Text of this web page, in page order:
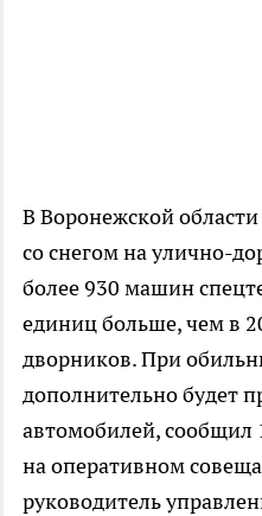
В Воронежской
со снегом наулично-
более 930 машин
единиц больше, чем в
дворников. При
дополнительно будет
автомобилей, сообщил
на оперативном
руководитель